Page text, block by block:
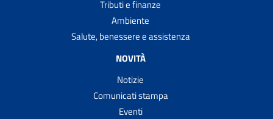
Tributi e finanze
Ambiente
Salute, benessere e assistenza
NOVITÀ
Notizie
Comunicati stampa
Eventi